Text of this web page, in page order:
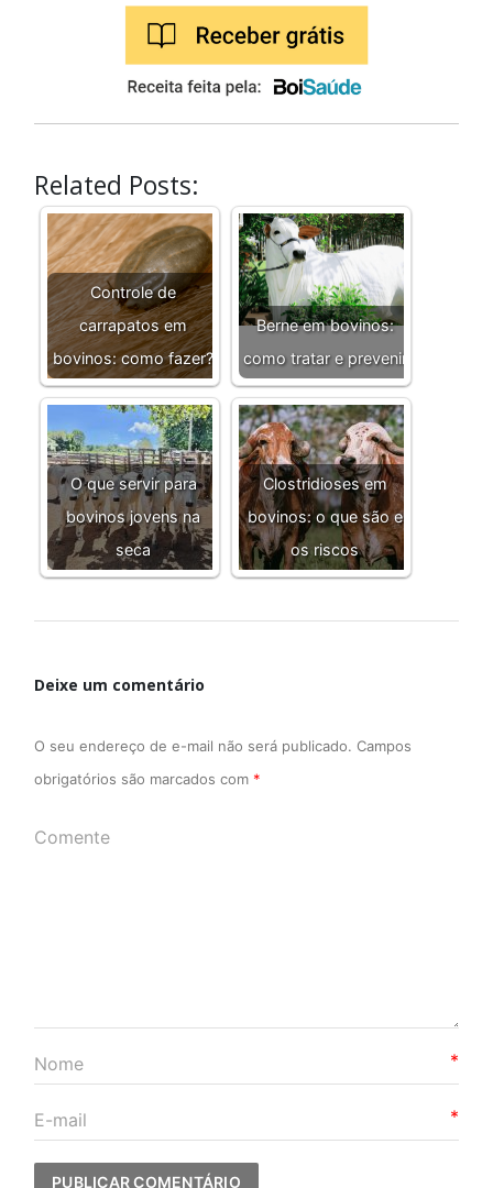
Related Posts:
Controle de
carrapatos em
bovinos: como fazer?
Berne em bovinos:
como tratar e prevenir
O que servir para
bovinos jovens na
seca
Clostridioses em
bovinos: o que são e
os riscos
Deixe um comentário
O seu endereço de e-mail não será publicado. Campos
obrigatórios são marcados com *
*
*